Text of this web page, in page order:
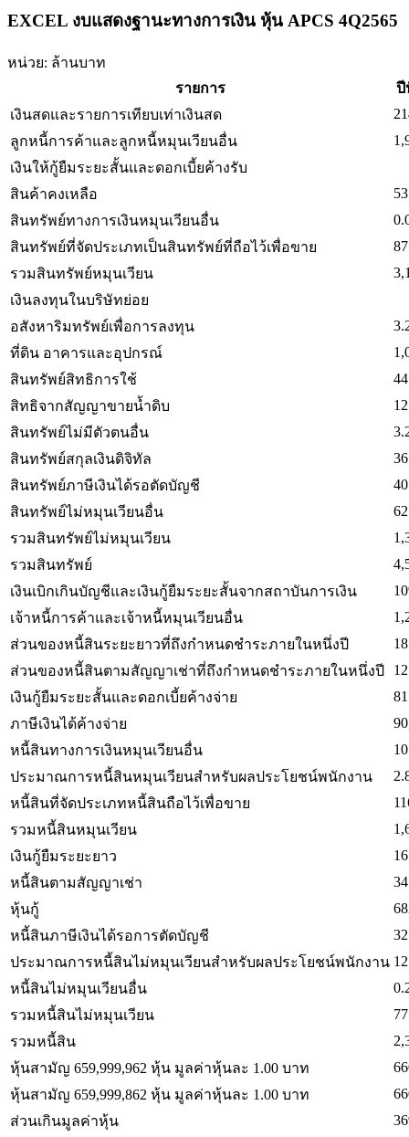
EXCEL งบแสดงฐานะทางการเงิน หุ้น APCS 4Q2565
หน่วย: ล้านบาท
รายการ
ปี
เงินสดและรายการเทียบเท่าเงินสด
ลูกหนี้การค้าและลูกหนี้หมุนเวียนอื่น
เงินให้กู้ยืมระยะสั้นและดอกเบี้ยค้างรับ
สินค้าคงเหลือ
สินทรัพย์ทางการเงินหมุนเวียนอื่น
สินทรัพย์ที่จัดประเภทเป็นสินทรัพย์ที่ถือไว้เพื่อขาย
รวมสินทรัพย์หมุนเวียน
เงินลงทุนในบริษัทย่อย
อสังหาริมทรัพย์เพื่อการลงทุน
ที่ดิน อาคารและอุปกรณ์
สินทรัพย์สิทธิการใช้
สิทธิจากสัญญาขายน้ำดิบ
สินทรัพย์ไม่มีตัวตนอื่น
สินทรัพย์สกุลเงินดิจิทัล
สินทรัพย์ภาษีเงินได้รอตัดบัญชี
สินทรัพย์ไม่หมุนเวียนอื่น
รวมสินทรัพย์ไม่หมุนเวียน
รวมสินทรัพย์
เงินเบิกเกินบัญชีและเงินกู้ยืมระยะสั้นจากสถาบันการเงิน
เจ้าหนี้การค้าและเจ้าหนี้หมุนเวียนอื่น
ส่วนของหนี้สินระยะยาวที่ถึงกำหนดชำระภายในหนึ่งปี
ส่วนของหนี้สินตามสัญญาเช่าที่ถึงกำหนดชำระภายในหนึ่งปี
เงินกู้ยืมระยะสั้นและดอกเบี้ยค้างจ่าย
ภาษีเงินได้ค้างจ่าย
หนี้สินทางการเงินหมุนเวียนอื่น
ประมาณการหนี้สินหมุนเวียนสำหรับผลประโยชน์พนักงาน
หนี้สินที่จัดประเภทหนี้สินถือไว้เพื่อขาย
รวมหนี้สินหมุนเวียน
เงินกู้ยืมระยะยาว
หนี้สินตามสัญญาเช่า
หุ้นกู้
หนี้สินภาษีเงินได้รอการตัดบัญชี
ประมาณการหนี้สินไม่หมุนเวียนสำหรับผลประโยชน์พนักงาน
หนี้สินไม่หมุนเวียนอื่น
รวมหนี้สินไม่หมุนเวียน
รวมหนี้สิน
หุ้นสามัญ 659,999,962 หุ้น มูลค่าหุ้นละ 1.00 บาท
หุ้นสามัญ 659,999,862 หุ้น มูลค่าหุ้นละ 1.00 บาท
ส่วนเกินมูลค่าหุ้น